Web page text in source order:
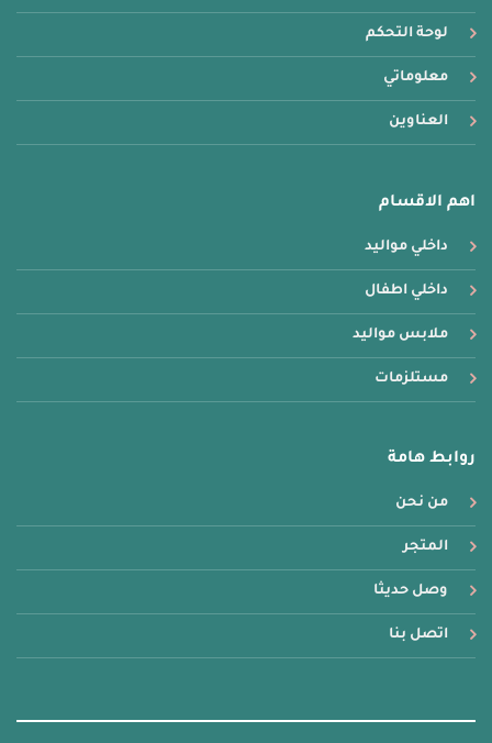
لوحة التحكم
معلوماتي
العناوين
اهم الاقسام
داخلي مواليد
داخلي اطفال
ملابس مواليد
مستلزمات
روابط هامة
من نحن
المتجر
وصل حديثا
اتصل بنا